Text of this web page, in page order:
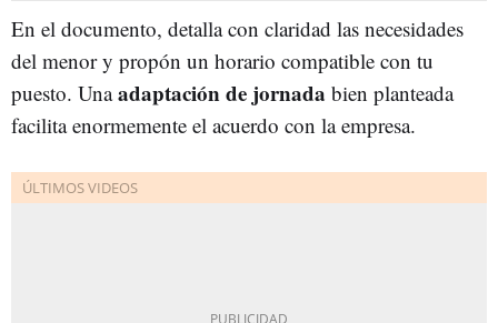
En el documento, detalla con claridad las necesidades
del menor y propón un horario compatible con tu
puesto. Unaadaptación de jornada bien planteada
facilita enormemente el acuerdo con la empresa.